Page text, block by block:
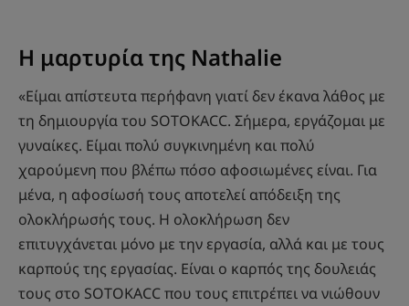
Η μαρτυρία της Nathalie
«Είμαι απίστευτα περήφανη γιατί δεν έκανα λάθος με
τη δημιουργία του SOTOKACC. Σήμερα, εργάζομαι με
γυναίκες. Είμαι πολύ συγκινημένη και πολύ
χαρούμενη που βλέπω πόσο αφοσιωμένες είναι. Για
μένα, η αφοσίωσή τους αποτελεί απόδειξη της
ολοκλήρωσής τους. Η ολοκλήρωση δεν
επιτυγχάνεται μόνο με την εργασία, αλλά και με τους
καρπούς της εργασίας. Είναι ο καρπός της δουλειάς
τους στο SOTOKACC που τους επιτρέπει να νιώθουν